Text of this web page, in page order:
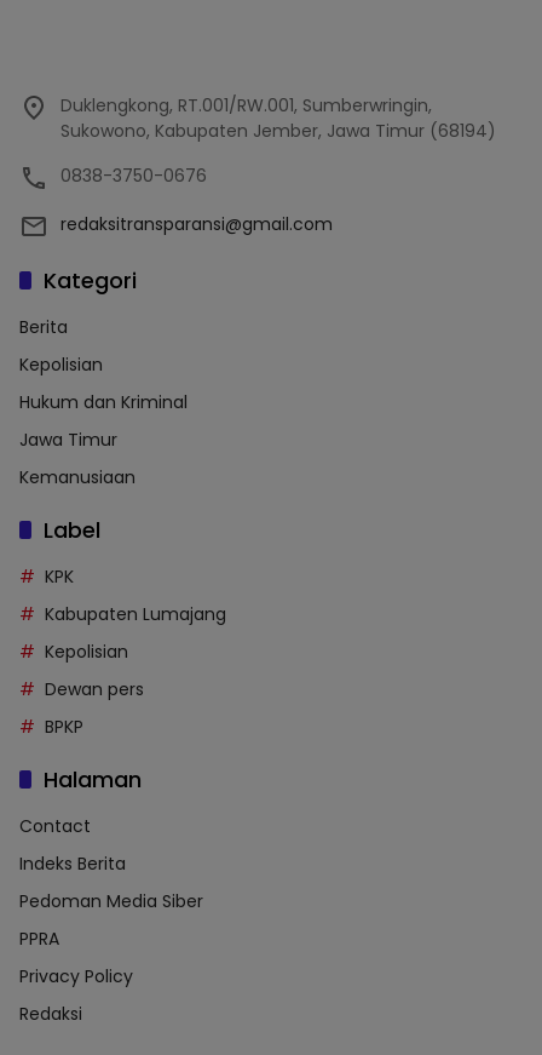
Duklengkong, RT.001/RW.001, Sumberwringin,
Sukowono, Kabupaten Jember, Jawa Timur (68194)
0838-3750-0676
redaksitransparansi@gmail.com
Kategori
Berita
Kepolisian
Hukum dan Kriminal
Jawa Timur
Kemanusiaan
Label
KPK
Kabupaten Lumajang
Kepolisian
Dewan pers
BPKP
Halaman
Contact
Indeks Berita
Pedoman Media Siber
PPRA
Privacy Policy
Redaksi